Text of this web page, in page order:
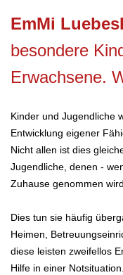
EmMi
besondere
Erwachsene.
Kinder und Jugendliche
Entwicklung eigener
Nicht allen ist dies
Jugendliche, denen -
Zuhause genommen
Dies tun sie häufig
Heimen,
diese leisten zweifellos
Hilfe in einer